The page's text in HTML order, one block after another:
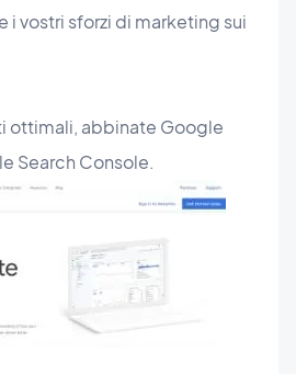
vostri sforzi di marketing sui
ottimali, abbinate Google
Search Console.